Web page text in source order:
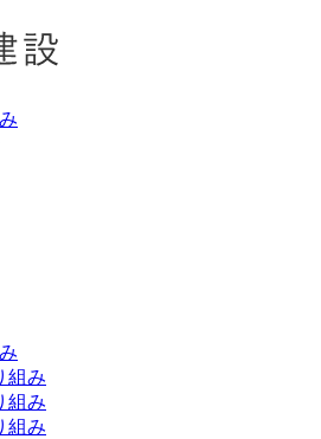
組み
組み
組み